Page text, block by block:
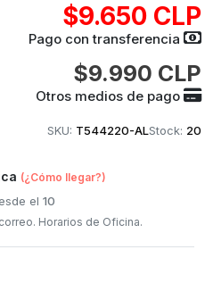
$9.650 CLP
Pago con transferencia
$9.990 CLP
Otros medios de pago
SKU: T544220-ALStock: 20
(¿Cómo llegar?)
el10
Horarios de Oficina.